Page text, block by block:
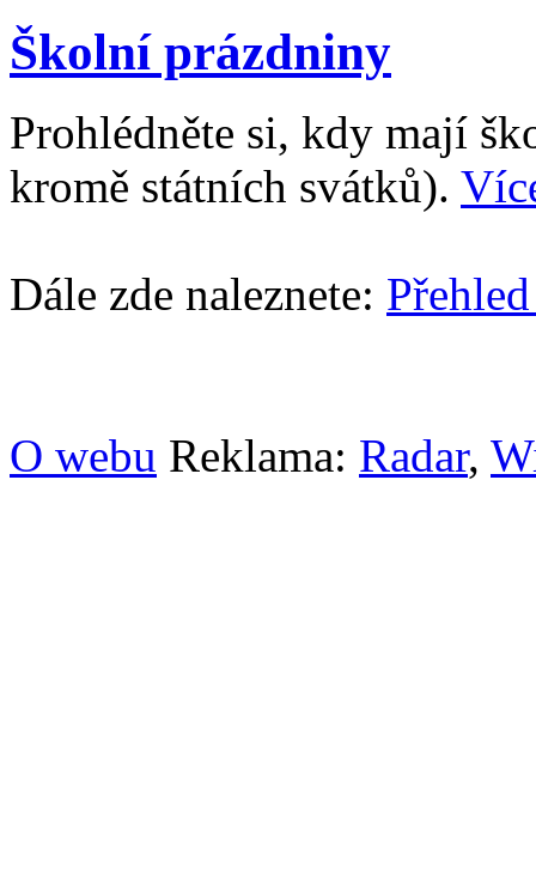
Školní prázdniny
Prohlédněte si, kdy mají
kromě státních svátků).
Dále zde naleznete:
O webu Reklama: Radar,